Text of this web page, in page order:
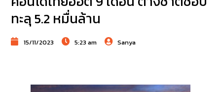
ทะลุ 5.2 หมื่นล้าน
15/11/2023 5:23 am Sanya